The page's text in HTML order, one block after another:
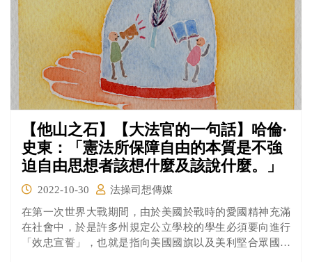
【他山之石】【大法官的一句話】哈倫·
史東：「憲法所保障自由的本質是不強
迫自由思想者該想什麼及該說什麼。」
2022-10-30
法操司想傳媒
在第一次世界大戰期間，由於美國於戰時的愛國精神充滿
在社會中，於是許多州規定公立學校的學生必須要向進行
「效忠宣誓」，也就是指向美國國旗以及美利堅合眾國表